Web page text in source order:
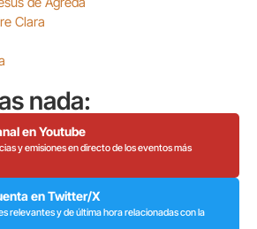
Clara
nada:
en Youtube
y emisiones en directo de los eventos más
en Twitter/X
relevantes y de última hora relacionadas con la